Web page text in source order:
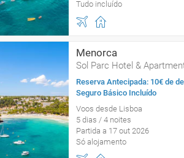
Tudo incluído
Menorca
Sol Parc Hotel &
Reserva Antecipada: 10€ de
Seguro Básico Incluído
Voos desde Lisboa
5 dias / 4 noites
Partida a 17 out 2026
Só alojamento